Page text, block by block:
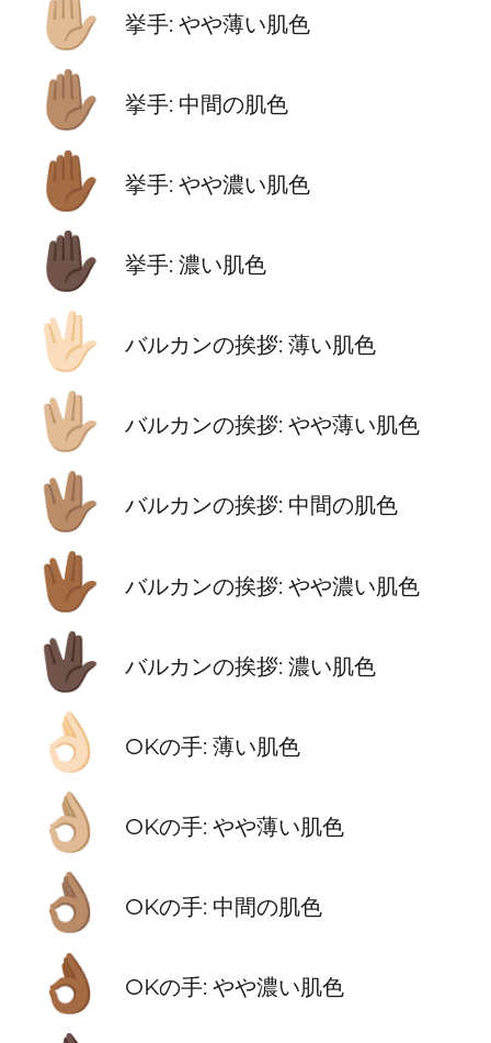
✋🏼 挙手: やや薄い肌色
✋🏽 挙手: 中間の肌色
✋🏾 挙手: やや濃い肌色
✋🏿 挙手: 濃い肌色
🖖🏻 バルカンの挨拶: 薄い肌色
🖖🏼 バルカンの挨拶: やや薄い肌色
🖖🏽 バルカンの挨拶: 中間の肌色
🖖🏾 バルカンの挨拶: やや濃い肌色
🖖🏿 バルカンの挨拶: 濃い肌色
👌🏻 OKの手: 薄い肌色
👌🏼 OKの手: やや薄い肌色
👌🏽 OKの手: 中間の肌色
👌🏾 OKの手: やや濃い肌色